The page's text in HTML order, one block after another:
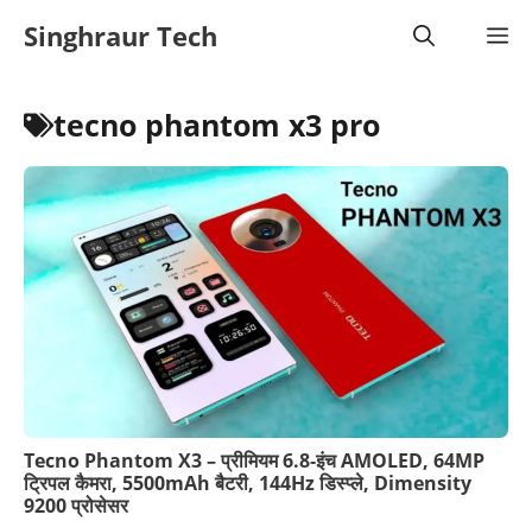
Singhraur Tech
tecno phantom x3 pro
Tecno Phantom X3 – प्रीमियम 6.8‑इंच AMOLED, 64MP
ट्रिपल कैमरा, 5500mAh बैटरी, 144Hz डिस्प्ले, Dimensity
9200 प्रोसेसर